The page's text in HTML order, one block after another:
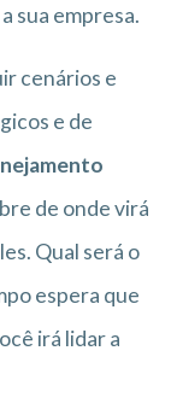
sua empresa.
cenários e
e de
de onde virá
Qual será o
espera que
irá lidar a